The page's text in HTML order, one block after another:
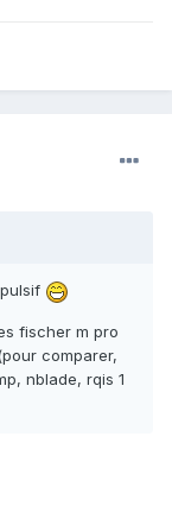
fischer m pro
comparer,
nblade, rqis 1